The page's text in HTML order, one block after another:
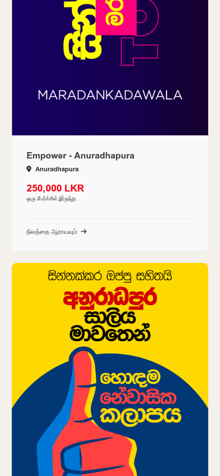
Empower - Anuradhapura
Anuradhapura
250,000 LKR
ஒரு பேர்ச்சில் இருந்து
நிலத்தை ஆராயவும்